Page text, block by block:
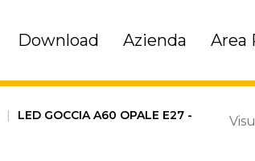
Download Azienda Area
LED GOCCIA A60 OPALE E27 -